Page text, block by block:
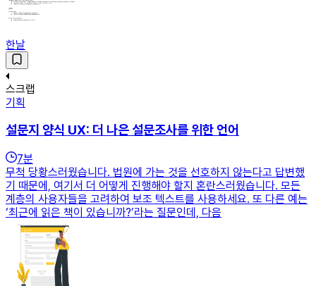
한날
스크랩
기획
설문지 양식 UX: 더 나은 설문조사를 위한 언어
7분
무척 당황스러웠습니다. 법원에 가는 것을 선호하지 않는다고 답변했
기 때문에, 여기서 더 어떻게 진행해야 할지 혼란스러웠습니다. 모든
계층의 사용자들을 고려하여 보조 텍스트를 사용하세요. 또 다른 예는
‘최근에 읽은 책이 있습니까?’라는 질문인데, 다음